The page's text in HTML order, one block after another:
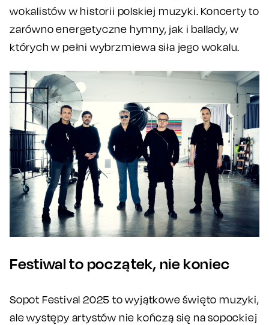
wokalistów w historii polskiej muzyki. Koncerty to
zarówno energetyczne hymny, jak i ballady, w
których w pełni wybrzmiewa siła jego wokalu.
Festiwal to początek, nie koniec
Sopot Festival 2025 to wyjątkowe święto muzyki,
ale występy artystów nie kończą się na sopockiej